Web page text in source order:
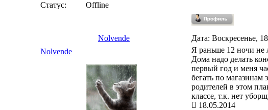
Статус:
Offline
Nolvende Дата: Воскресенье,
Nolvende
Я раньше 12 ночи не
Дома надо делать
первый год и меня
бегать по магазинам
родителей в этом
классе, т.к. нет
18.05.2014